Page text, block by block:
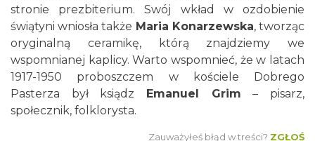
stronie prezbiterium. Swój wkład w ozdobienie
świątyni wniosła także Maria Konarzewska, tworząc
oryginalną ceramikę, którą znajdziemy we
wspomnianej kaplicy. Warto wspomnieć, że w latach
1917-1950 proboszczem w kościele Dobrego
Pasterza był ksiądz Emanuel Grim – pisarz,
społecznik, folklorysta.
Zauważyłeś błąd w treści? ZGŁOŚ